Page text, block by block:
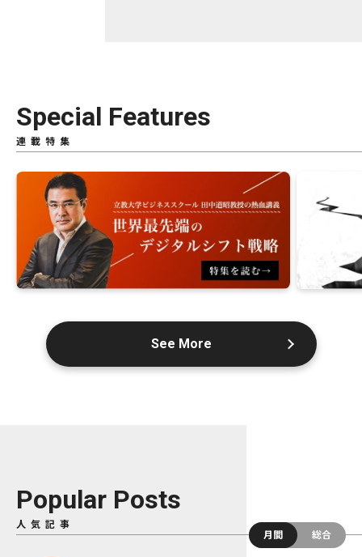
Special Features
連載特集
See More
Popular Posts
人気記事
月間
総合